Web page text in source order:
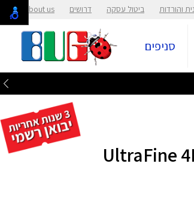
והורדות ביטול עסקה דרושים About us
סניפים